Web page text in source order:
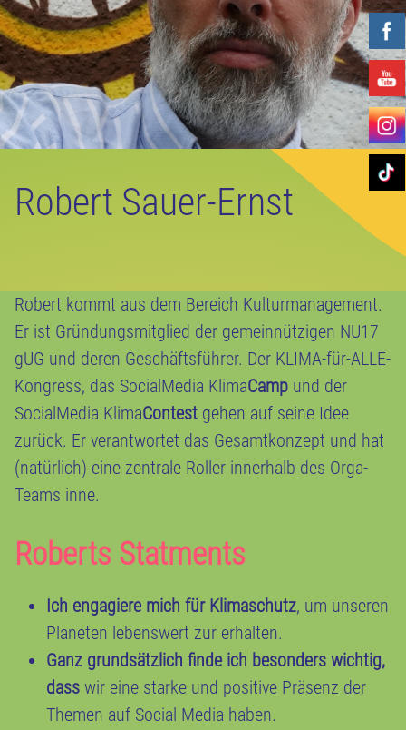
Robert Sauer-Ernst
Robert kommt aus dem Bereich Kulturmanagement.
Er ist Gründungsmitglied der gemeinnützigen NU17
gUG und deren Geschäftsführer. Der KLIMA-für-ALLE-
Kongress, das SocialMedia KlimaCamp und der
SocialMedia KlimaContest gehen auf seine Idee
zurück. Er verantwortet das Gesamtkonzept und hat
(natürlich) eine zentrale Roller innerhalb des Orga-
Teams inne.
Roberts Statments
Ich engagiere mich für Klimaschutz, um unseren
Planeten lebenswert zur erhalten.
Ganz grundsätzlich finde ich besonders wichtig,
dass wir eine starke und positive Präsenz der
Themen auf Social Media haben.